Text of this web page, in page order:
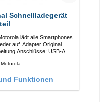
lädt alle Smartphones
Adapter Original
USB-A
Motorola
Funktionen